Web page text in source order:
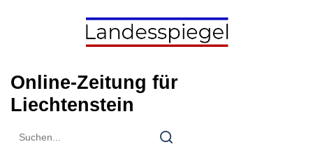
Online-Zeitung für
Liechtenstein
Search
Search